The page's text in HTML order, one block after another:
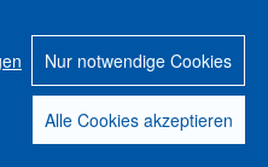
Nur notwendige Cookies
Alle Cookies akzeptieren